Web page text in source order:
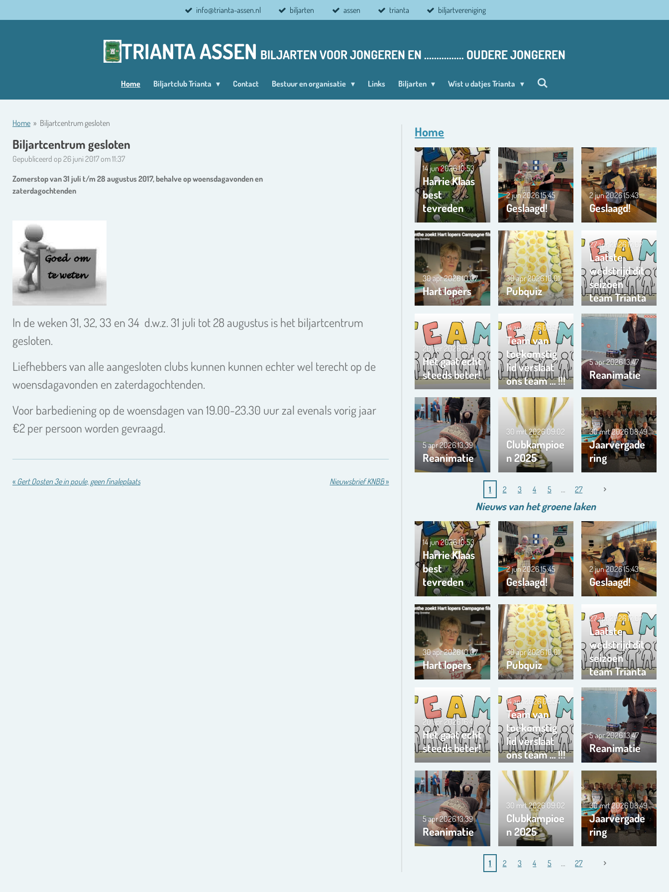
direct
info@trianta-assen.nl biljarten assen trianta biljartvereniging
TRIANTA ASSEN BILJARTEN VOOR JONGEREN EN ................ OUDERE JONGEREN
Home Biljartclub Trianta Contact Bestuur en organisatie Links Biljarten Wist u datjes Trianta
Home » Biljartcentrum gesloten
Biljartcentrum gesloten
Gepubliceerd op 26 juni 2017 om 11:37
Zomerstop van 31 juli t/m 28 augustus 2017, behalve op woensdagavonden en
zaterdagochtenden
In de weken 31, 32, 33 en 34 d.w.z. 31 juli tot 28 augustus is het biljartcentrum
gesloten.
Liefhebbers van alle aangesloten clubs kunnen kunnen echter wel terecht op de
woensdagavonden en zaterdagochtenden.
Voor barbediening op de woensdagen van 19.00-23.30 uur zal evenals vorig jaar
€2 per persoon worden gevraagd.
« Gert Oosten 3e in poule, geen finaleplaats Nieuwsbrief KNBB»
Home
Harrie Klaas
best
tevreden
14 jun 202610:53
Geslaagd!
2 jun 202615:45
Geslaagd!
2 jun 202615:43
Hart lopers
30 apr 202610:07
Pubquiz
30 apr 202610:01
Laatste
wedstrijd dit
seizoen
team Trianta
01
27 apr 202617:07
Het gaat echt
steeds beter!
20 apr 202616:41
Team van
toekomstig
lid verslaat
ons team … !!!
14 apr 2026 09:54
Reanimatie
5 apr 202613:47
Reanimatie
5 apr 202613:39
Clubkampioe
n 2025
30 mrt 2026 09:02
Jaarvergade
ring
30 mrt 202608:49
1 2 3 4 5 27
Nieuws van hetgroenelaken
Harrie Klaas
best
tevreden
14 jun 202610:53
Geslaagd!
2 jun 202615:45
Geslaagd!
2 jun 202615:43
Hart lopers
30 apr 202610:07
Pubquiz
30 apr 202610:01
Laatste
wedstrijd dit
seizoen
team Trianta
01
27 apr 202617:07
Het gaat echt
steeds beter!
20 apr 202616:41
Team van
toekomstig
lid verslaat
ons team … !!!
14 apr 2026 09:54
Reanimatie
5 apr 202613:47
Reanimatie
5 apr 202613:39
Clubkampioe
n 2025
30 mrt 2026 09:02
Jaarvergade
ring
30 mrt 202608:49
1 2 3 4 5 27